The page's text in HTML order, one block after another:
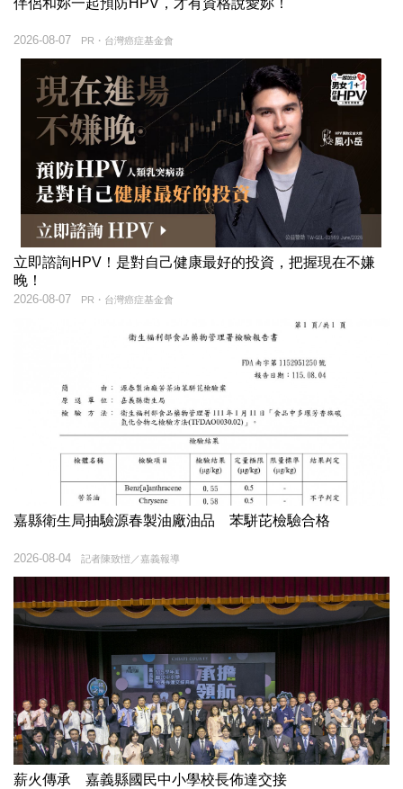
PR・台灣癌症基金會
2026-08-07
立即諮詢HPV！是對自己健康最好的投資，把握現在不嫌
晚！
PR・台灣癌症基金會
2026-08-07
嘉縣衛生局抽驗源春製油廠油品 苯駢芘檢驗合格
記者陳致愷／嘉義報導
2026-08-04
薪火傳承 嘉義縣國民中小學校長佈達交接